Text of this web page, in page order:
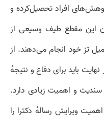
افراد تحصیل‌کرده و
این مقطع طیف وسیعی از
تز خود انجام می‌دهند. از
باید برای دفاع و نتیجهٔ
سندیت و اهمیت زیادی دارد.
ویرایش رسالهٔ دکترا را